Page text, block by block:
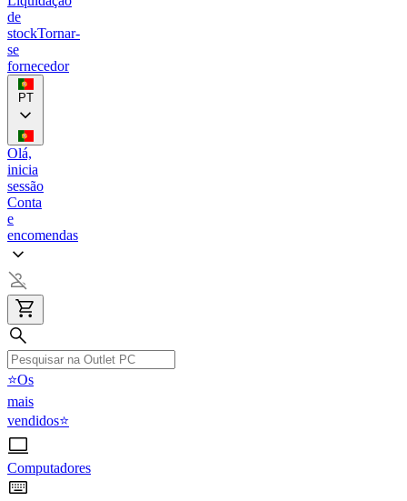
de
stockTornar-
se
fornecedor
PT
Olá,
inicia
sessão
Conta
e
encomendas
⭐Os
mais
vendidos⭐
Computadores